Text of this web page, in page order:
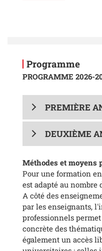
Programme
PROGRAMME 2026-
PREMIÈRE
DEUXIÈME
Méthodes et moyens
Pour une formation
est adapté au nombre
A côté des
par les enseignants,
professionnels
concrète des
également un accès